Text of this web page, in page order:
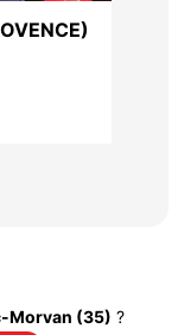
Morvan (35) ?